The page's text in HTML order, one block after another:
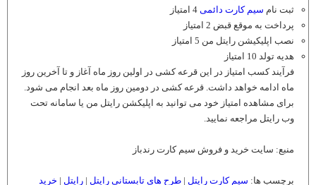
ثبت نام سیم کارت دائمی
پرداخت به موقع قبض 2 امتیاز
نصب اپلیکیشن رایتل من 5 امتیاز
هدیه تولد 10 امتیاز
فرآیند کسب امتیاز در این قرعه کشی در اولین روز ماه آغاز و تا آخرین روز
ماه ادامه خواهد داشت. قرعه کشی در دومین روز ماه بعد انجام می شود.
برای مشاهده امتیاز خود می توانید به اپلیکشن رایتل من یا سامانه تحت
وب رایتل مراجعه نمایید.
منبع: سایت خرید و فروش سیم کارت رندباز
برچسب ها: سیم کارت رایتل | طرح های تابستانی رایتل | رایتل | خرید